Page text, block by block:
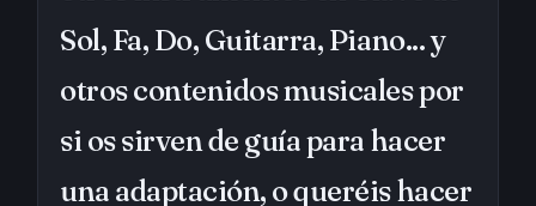
Sol, Fa, Do, Guitarra, Piano... y
otros contenidos musicales por
si os sirven de guía para hacer
una adaptación, o queréis hacer